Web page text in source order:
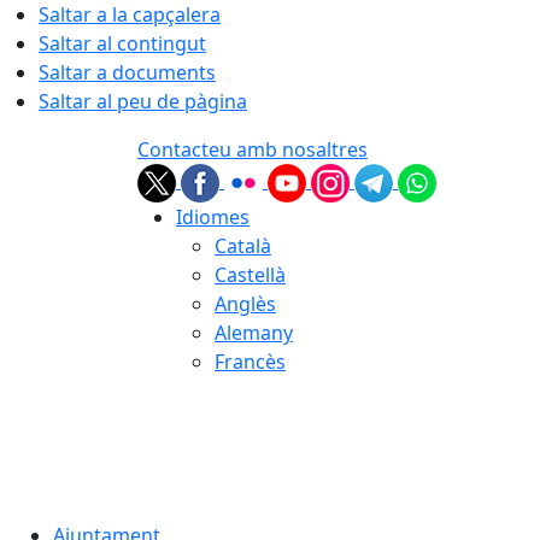
Saltar a la capçalera
Saltar al contingut
Saltar a documents
Saltar al peu de pàgina
Contacteu amb nosaltres
Idiomes
Català
Castellà
Anglès
Alemany
Francès